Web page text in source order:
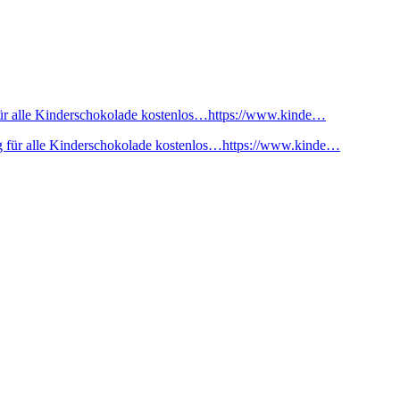
alle Kinderschokolade kostenlos…https://www.kinde…
für alle Kinderschokolade kostenlos…https://www.kinde…